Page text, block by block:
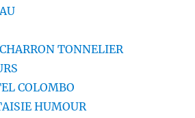
TONNELIER
COLOMBO
HUMOUR